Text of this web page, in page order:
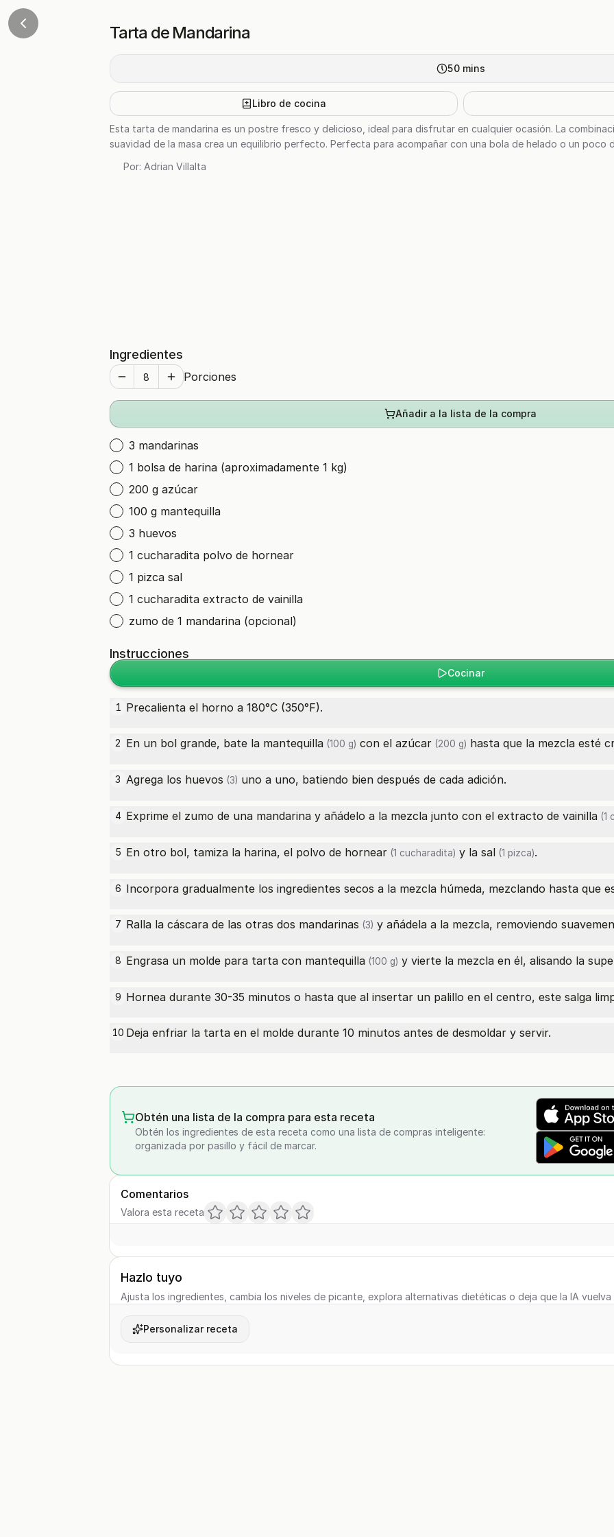
Tarta de Mandarina
50 mins
Libro de cocina
Esta tarta de mandarina es un postre fresco y delicioso, ideal para disfrutar en cualquier ocasión. La
suavidad de la masa crea un equilibrio perfecto. Perfecta para acompañar con una bola de helado o un poco
Por: Adrian Villalta
Ingredientes
Porciones
Añadir a la lista de la compra
3 mandarinas
1 bolsa de harina (aproximadamente 1 kg)
200 g azúcar
100 g mantequilla
3 huevos
1 cucharadita polvo de hornear
1 pizca sal
1 cucharadita extracto de vainilla
zumo de 1 mandarina (opcional)
Instrucciones
Cocinar
1 Precalienta el horno a 180°C (350°F).
2 En un bol grande, bate la mantequilla (100 g) con el azúcar (200 g) hasta que la mezcla esté
3 Agrega los huevos (3) uno a uno, batiendo bien después de cada adición.
4 Exprime el zumo de una mandarina y añádelo a la mezcla junto con el extracto de vainilla (1
5 En otro bol, tamiza la harina, el polvo de hornear (1 cucharadita) y la sal (1 pizca).
6 Incorpora gradualmente los ingredientes secos a la mezcla húmeda, mezclando hasta que
7 Ralla la cáscara de las otras dos mandarinas (3) y añádela a la mezcla, removiendo
8 Engrasa un molde para tarta con mantequilla (100 g) y vierte la mezcla en él, alisando la
9 Hornea durante 30-35 minutos o hasta que al insertar un palillo en el centro, este salga
10 Deja enfriar la tarta en el molde durante 10 minutos antes de desmoldar y servir.
Obtén una lista de la compra para esta receta
Obtén los ingredientes de esta receta como una lista de compras inteligente:
organizada por pasillo y fácil de marcar.
Comentarios
Valora esta receta
Hazlo tuyo
Ajusta los ingredientes, cambia los niveles de picante, explora alternativas dietéticas o deja que la IA vuelva
Personalizar receta